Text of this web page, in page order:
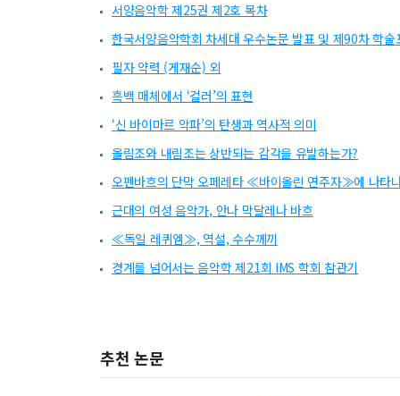
서양음악학 제25권 제2호 목차
한국서양음악학회 차세대 우수논문 발표 및 제90차 학술
필자 약력 (게재순) 외
흑백 매체에서 ‘컬러’의 표현
‘신 바이마르 악파’의 탄생과 역사적 의미
올림조와 내림조는 상반되는 감각을 유발하는가?
오펜바흐의 단막 오페레타 ≪바이올린 연주자≫에 나타
근대의 여성 음악가, 안나 막달레나 바흐
≪독일 레퀴엠≫, 역설, 수수께끼
경계를 넘어서는 음악학 제21회 IMS 학회 참관기
추천 논문